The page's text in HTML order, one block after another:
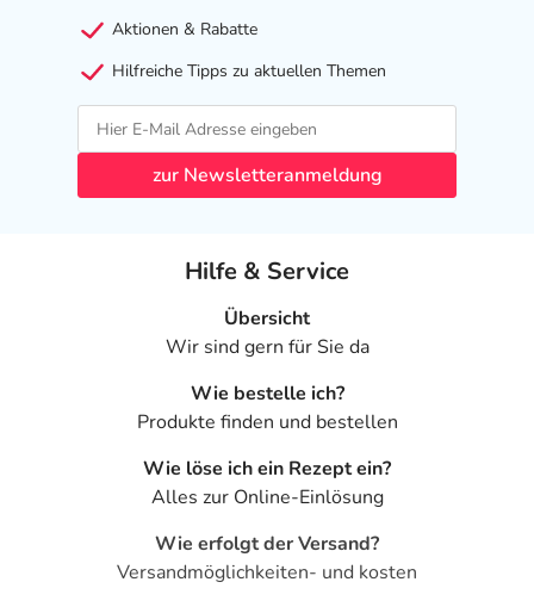
Aktionen & Rabatte
Hilfreiche Tipps zu aktuellen Themen
zur Newsletteranmeldung
Hilfe & Service
Übersicht
Wir sind gern für Sie da
Wie bestelle ich?
Produkte finden und bestellen
Wie löse ich ein Rezept ein?
Alles zur Online-Einlösung
Wie erfolgt der Versand?
Versandmöglichkeiten- und kosten